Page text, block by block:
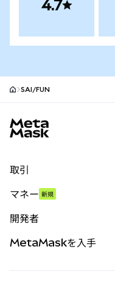
4.7
SAI/FUN
取引
パーペチュアル
RWA
マネー 新規
開発者
MetaMaskを入手